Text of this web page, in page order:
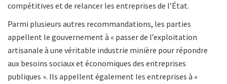
compétitives et de relancer les entreprises de l’État.
Parmi plusieurs autres recommandations, les parties
appellent le gouvernement à « passer de l’exploitation
artisanale à une véritable industrie minière pour répondre
aux besoins sociaux et économiques des entreprises
publiques ». Ils appellent également les entreprises à «